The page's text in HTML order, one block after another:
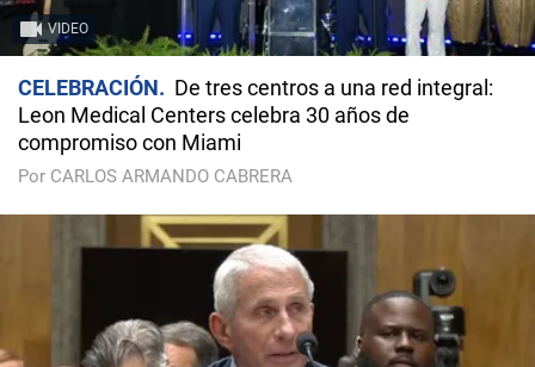
VIDEO
CELEBRACIÓN
De tres centros a una red integral:
Leon Medical Centers celebra 30 años de
compromiso con Miami
Por CARLOS ARMANDO CABRERA